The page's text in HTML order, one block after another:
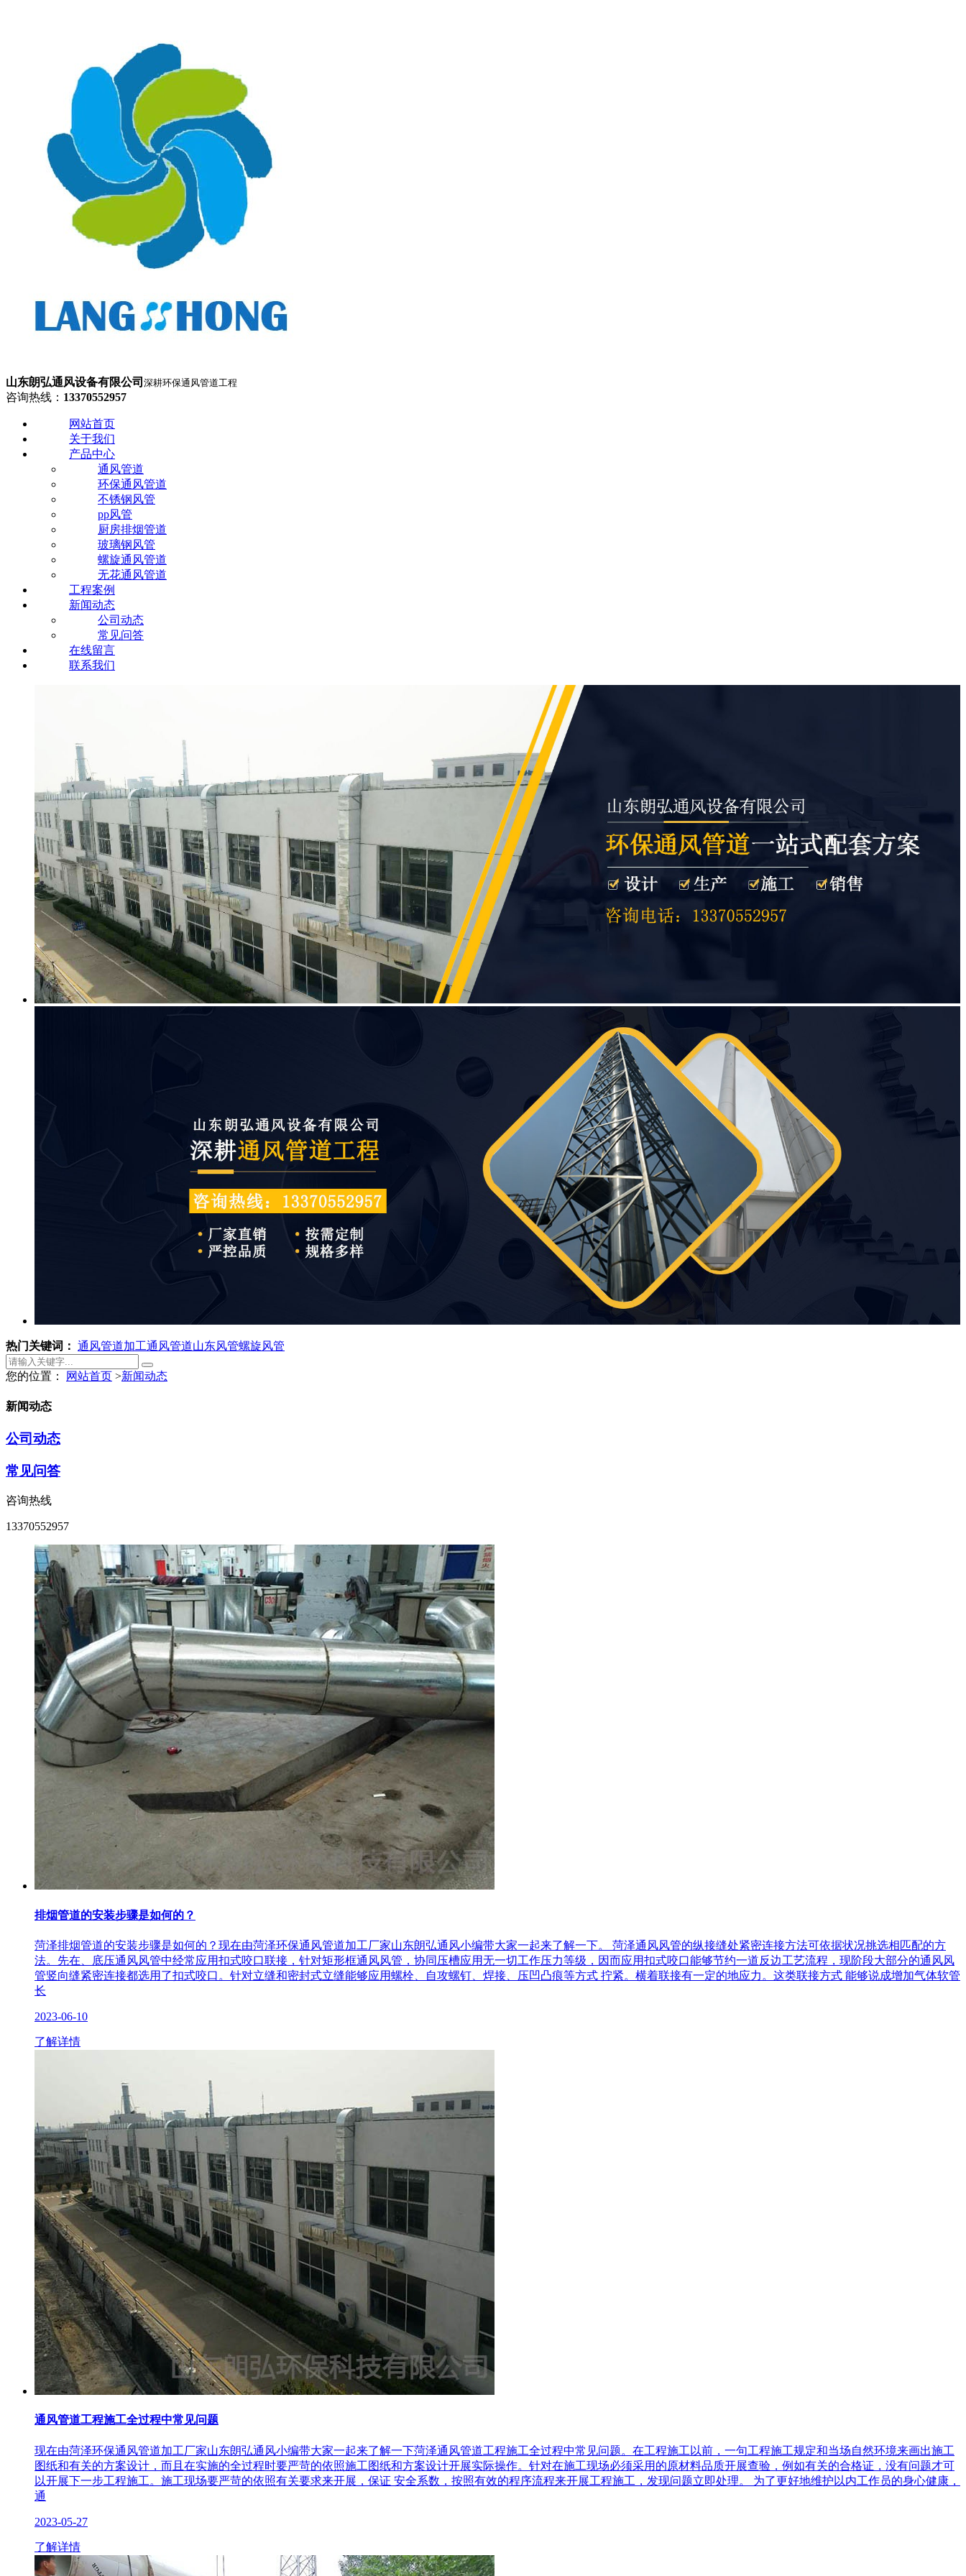
山东朗弘通风设备有限公司 深耕环保通风管道工程
咨询热线： 13370552957
网站首页
关于我们
产品中心
通风管道
环保通风管道
不锈钢风管
pp风管
厨房排烟管道
玻璃钢风管
螺旋通风管道
无花通风管道
工程案例
新闻动态
公司动态
常见问答
在线留言
联系我们
热门关键词： 通风管道加工通风管道山东风管螺旋风管
您的位置： 网站首页 >新闻动态
新闻动态
公司动态
常见问答
咨询热线
13370552957
排烟管道的安装步骤是如何的？
菏泽排烟管道的安装步骤是如何的？现在由菏泽环保通风管道加工厂家山东朗弘通风小编带大家一起来了解一下。 菏泽通风风管的纵接缝处紧密连接方法可依据状况挑选相匹配的方
法。先在、底压通风风管中经常应用扣式咬口联接，针对矩形框通风风管，协同压槽应用无一切工作压力等级，因而应用扣式咬口能够节约一道反边工艺流程，现阶段大部分的通风风
管竖向缝紧密连接都选用了扣式咬口。针对立缝和密封式立缝能够应用螺栓、自攻螺钉、焊接、压凹凸痕等方式 拧紧。横着联接有一定的地应力。这类联接方式 能够说成增加气体软管
长
2023-06-10
了解详情
通风管道工程施工全过程中常见问题
现在由菏泽环保通风管道加工厂家山东朗弘通风小编带大家一起来了解一下菏泽通风管道工程施工全过程中常见问题。 ​在工程施工以前，一句工程施工规定和当场自然环境来画出施工
图纸和有关的方案设计，而且在实施的全过程时要严苛的依照施工图纸和方案设计开展实际操作。针对在施工现场必须采用的原材料品质开展查验，例如有关的合格证，没有问题才可
以开展下一步工程施工。施工现场要严苛的依照有关要求来开展，保证 安全系数，按照有效的程序流程来开展工程施工，发现问题立即处理。 为了更好地维护以内工作员的身心健康，
通
2023-05-27
了解详情